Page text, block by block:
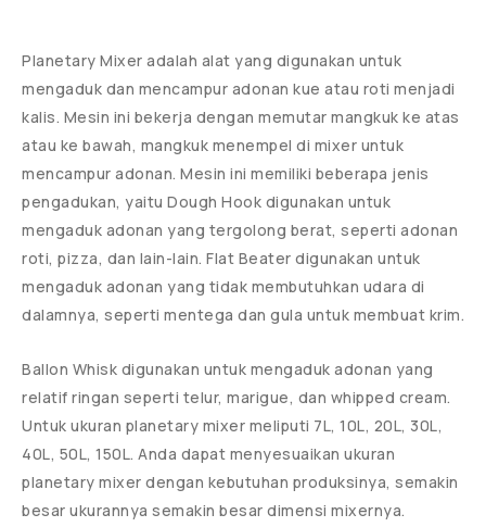
Planetary Mixer adalah alat yang digunakan untuk
mengaduk dan mencampur adonan kue atau roti menjadi
kalis. Mesin ini bekerja dengan memutar mangkuk ke atas
atau ke bawah, mangkuk menempel di mixer untuk
mencampur adonan. Mesin ini memiliki beberapa jenis
pengadukan, yaitu Dough Hook digunakan untuk
mengaduk adonan yang tergolong berat, seperti adonan
roti, pizza, dan lain-lain. Flat Beater digunakan untuk
mengaduk adonan yang tidak membutuhkan udara di
dalamnya, seperti mentega dan gula untuk membuat krim.
Ballon Whisk digunakan untuk mengaduk adonan yang
relatif ringan seperti telur, marigue, dan whipped cream.
Untuk ukuran planetary mixer meliputi 7L, 10L, 20L, 30L,
40L, 50L, 150L. Anda dapat menyesuaikan ukuran
planetary mixer dengan kebutuhan produksinya, semakin
besar ukurannya semakin besar dimensi mixernya.